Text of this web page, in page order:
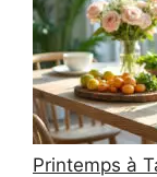
Printemps à